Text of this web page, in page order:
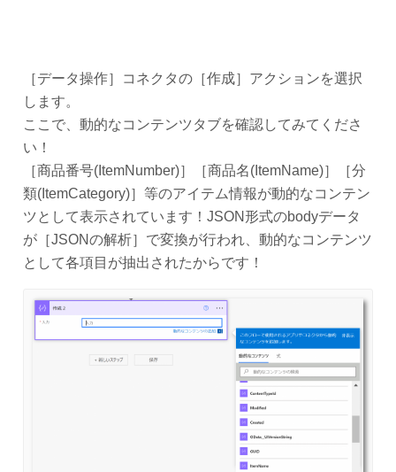
［データ操作］コネクタの［作成］アクションを選択
します。
ここで、動的なコンテンツタブを確認してみてくださ
い！
［商品番号(ItemNumber)］［商品名(ItemName)］［分
類(ItemCategory)］等のアイテム情報が動的なコンテン
ツとして表示されています！JSON形式のbodyデータ
が［JSONの解析］で変換が行われ、動的なコンテンツ
として各項目が抽出されたからです！